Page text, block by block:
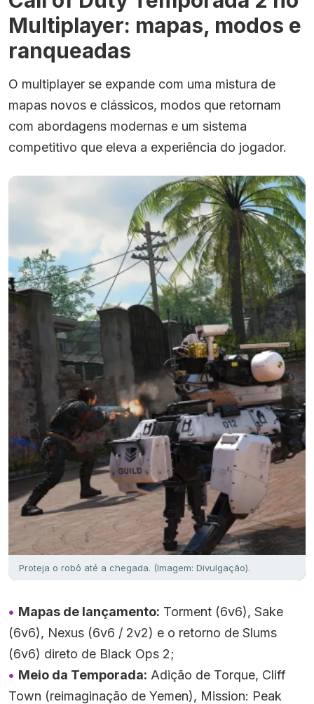
Multiplayer: mapas, modos e
ranqueadas
O multiplayer se expande com uma mistura de
mapas novos e clássicos, modos que retornam
com abordagens modernas e um sistema
competitivo que eleva a experiência do jogador.
Proteja o robô até a chegada. (Imagem: Divulgação).
Mapas de lançamento: Torment (6v6), Sake
(6v6), Nexus (6v6 / 2v2) e o retorno de Slums
(6v6) direto de Black Ops 2;
Meio da Temporada: Adição de Torque, Cliff
Town (reimaginação de Yemen), Mission: Peak